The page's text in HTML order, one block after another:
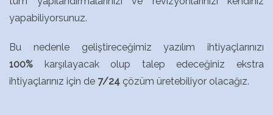
yapabiliyorsunuz.
Bu nedenle geliştireceğimiz yazılım ihtiyaçlarınızı
100% karşılayacak olup talep edeceğiniz ekstra
ihtiyaçlarınız için de 7/24 çözüm üretebiliyor olacağız.